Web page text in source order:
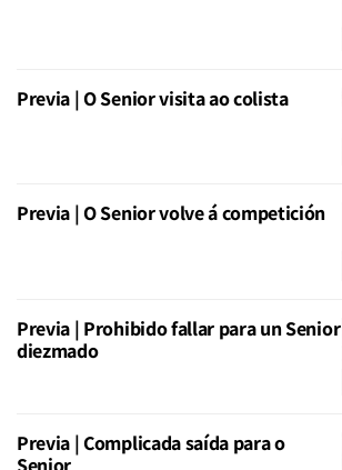
Previa | O Senior visita ao colista
Previa | O Senior volve á competición
Previa | Prohibido fallar para un Senior
diezmado
Previa | Complicada saída para o